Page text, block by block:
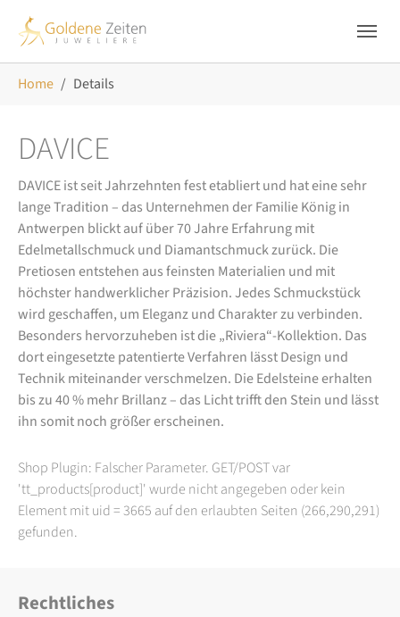
Home Details
DAVICE
DAVICE ist seit Jahrzehnten fest etabliert und hat eine sehr
lange Tradition – das Unternehmen der Familie König in
Antwerpen blickt auf über 70 Jahre Erfahrung mit
Edelmetallschmuck und Diamantschmuck zurück. Die
Pretiosen entstehen aus feinsten Materialien und mit
höchster handwerklicher Präzision. Jedes Schmuckstück
wird geschaffen, um Eleganz und Charakter zu verbinden.
Besonders hervorzuheben ist die „Riviera“-Kollektion. Das
dort eingesetzte patentierte Verfahren lässt Design und
Technik miteinander verschmelzen. Die Edelsteine erhalten
bis zu 40 % mehr Brillanz – das Licht trifft den Stein und lässt
ihn somit noch größer erscheinen.
Shop Plugin: Falscher Parameter. GET/POST var
'tt_products[product]' wurde nicht angegeben oder kein
Element mit uid = 3665 auf den erlaubten Seiten (266,290,291)
gefunden.
Rechtliches